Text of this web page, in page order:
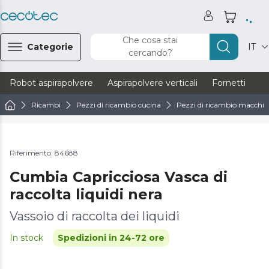
Categorie
Che cosa stai
cercando?
IT
Robot aspirapolvere Aspirapolvere verticali Fornetti
Ricambi Pezzi di ricambio cucina Pezzi di ricambio
Riferimento: 84688
Cumbia Capricciosa Vasca di
raccolta liquidi nera
Vassoio di raccolta dei liquidi
In stock Spedizioni in 24-72 ore